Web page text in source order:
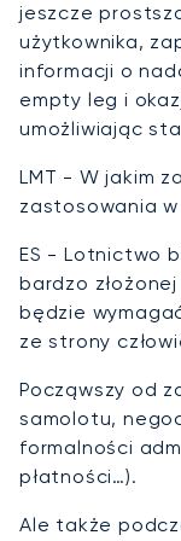
jeszcze
użytkownika,
informacji o
empty leg i
umożliwiając
LMT - W jakim
zastosowania
ES - Lotnictwo
bardzo
będzie
ze strony
Począwszy od
samolotu,
formalności
płatności…).
Ale także